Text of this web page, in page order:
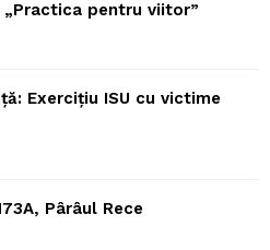
pentru viitor”
Exercițiu ISU cu victime
Pârâul Rece